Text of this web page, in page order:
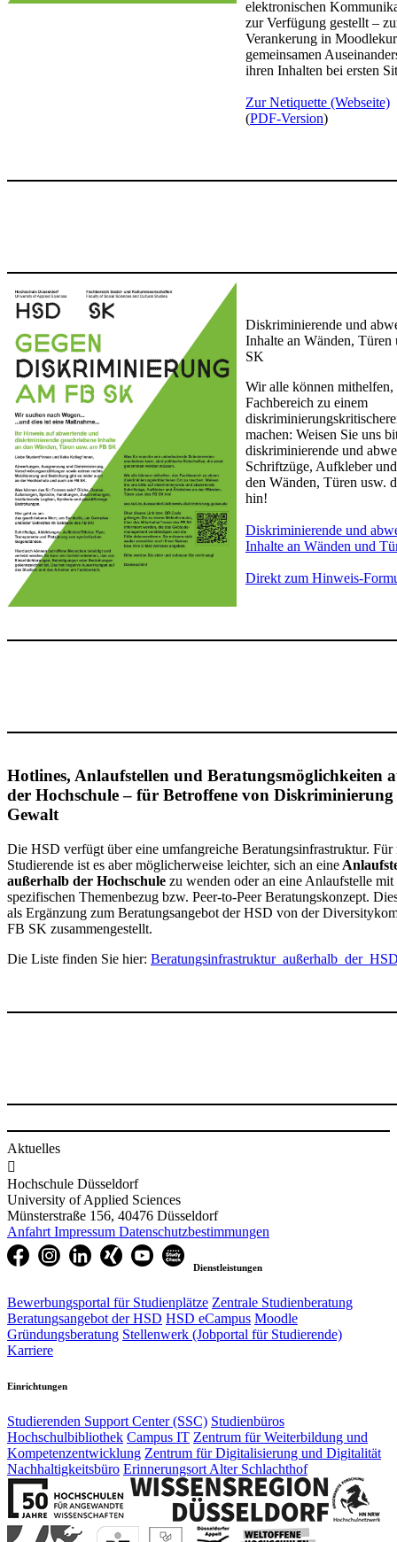
elektronischen
zur Verfügung gestellt –
Verankerung in
gemeinsamen
ihren Inhalten bei ersten
Zur Netiquette (Webseite)
(PDF​-Version​)​
Diskriminierende und
Inhalte an Wänden, Türen
SK
Wir alle können mithelfen,
Fachbereich zu einem
machen: Weisen Sie uns
diskriminierende und
Schriftzüge, Aufkleber
den Wänden, Türen usw.
hin!
Diskriminierende und
Inhalte an Wänden und
Direkt zum Hinweis-
Hotlines, Anlaufstellen und Beratungsmöglichkeiten
der Hochschule – für Betroffene von
Gewalt
Die HSD verfügt über eine umfangreiche Beratungsinfrastruktur. Für
Studierende ist es aber möglicherweise leichter, sich an eine
außerhalb der Hochschule zu wenden oder an eine Anlaufstelle mit
spezifischen Themenbezug bzw. Peer-to-Peer Beratungskonzept.
als Ergänzung zum Beratungsangebot der HSD von der
FB SK zusammengestellt.
Die Liste finden Sie hier:
Aktuelles

Hochschule Düsseldorf
University of Applied Sciences
Münsterstraße 156, 40476 Düsseldorf
Anfahrt Impressum Datenschutzbestimmungen
Dienstleistungen
Bewerbungsportal für Studienplätze Zentrale Studienberatung
Beratungsangebot der HSD HSD eCampus Moodle
Gründungsberatung Stellenwerk (Jobportal für Studierende)
Karriere
Einrichtungen
Studierenden Support Center (SSC) Studienbüros
Hochschulbibliothek Campus IT Zentrum für Weiterbildung und
Kompetenzentwicklung Zentrum für Digitalisierung und Digitalität
Nachhaltigkeitsbüro Erinnerungsort Alter Schlachthof